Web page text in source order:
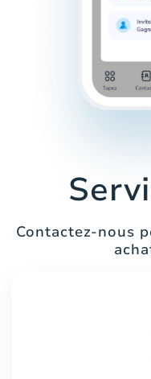
Contactez-nous